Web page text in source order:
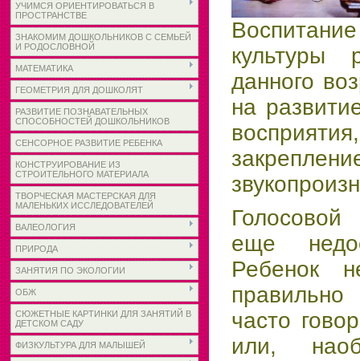
УЧИМСЯ ОРИЕНТИРОВАТЬСЯ В
ПРОСТРАНСТВЕ
ЗНАКОМИМ ДОШКОЛЬНИКОВ С СЕМЬЕЙ
И РОДОСЛОВНОЙ
МАТЕМАТИКА
ГЕОМЕТРИЯ ДЛЯ ДОШКОЛЯТ
РАЗВИТИЕ ПОЗНАВАТЕЛЬНЫХ
СПОСОБНОСТЕЙ ДОШКОЛЬНИКОВ
СЕНСОРНОЕ РАЗВИТИЕ РЕБЕНКА
КОНСТРУИРОВАНИЕ ИЗ
СТРОИТЕЛЬНОГО МАТЕРИАЛА
ТВОРЧЕСКАЯ МАСТЕРСКАЯ ДЛЯ
МАЛЕНЬКИХ ИССЛЕДОВАТЕЛЕЙ
ВАЛЕОЛОГИЯ
ПРИРОДА
ЗАНЯТИЯ ПО ЭКОЛОГИИ
ОБЖ
СЮЖЕТНЫЕ КАРТИНКИ ДЛЯ ЗАНЯТИЙ В
ДЕТСКОМ САДУ
ФИЗКУЛЬТУРА ДЛЯ МАЛЫШЕЙ
культуры
данного
на
еще
Ребенок
правильно
часто
или,